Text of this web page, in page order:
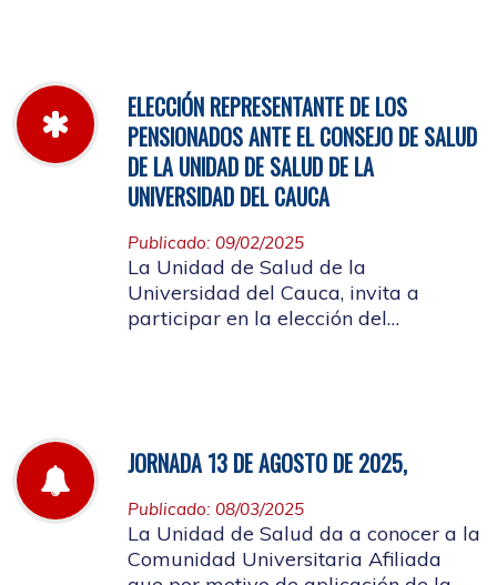
ELECCIÓN REPRESENTANTE DE LOS
PENSIONADOS ANTE EL CONSEJO DE SALUD
DE LA UNIDAD DE SALUD DE LA
UNIVERSIDAD DEL CAUCA
Publicado: 09/02/2025
La Unidad de Salud de la
Universidad del Cauca, invita a
participar en la elección del
JORNADA 13 DE AGOSTO DE 2025,
Publicado: 08/03/2025
La Unidad de Salud da a conocer a la
Comunidad Universitaria Afiliada